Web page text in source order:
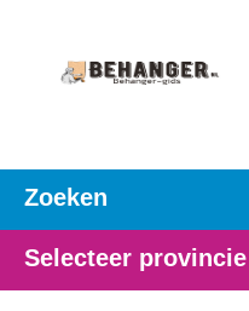
Zoeken
Selecteer provincie